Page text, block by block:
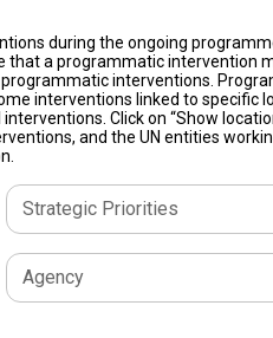
during the ongoing
that a programmatic intervention
interventions.
interventions linked to specific
Click on “Show
and the UN entities
Strategic Priorities
Agency